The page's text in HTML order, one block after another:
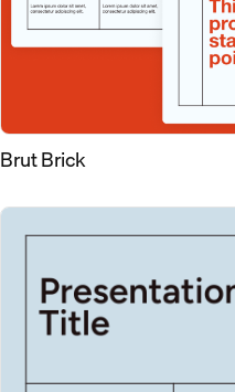
Brut Brick